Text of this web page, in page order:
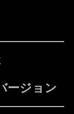
ージョン